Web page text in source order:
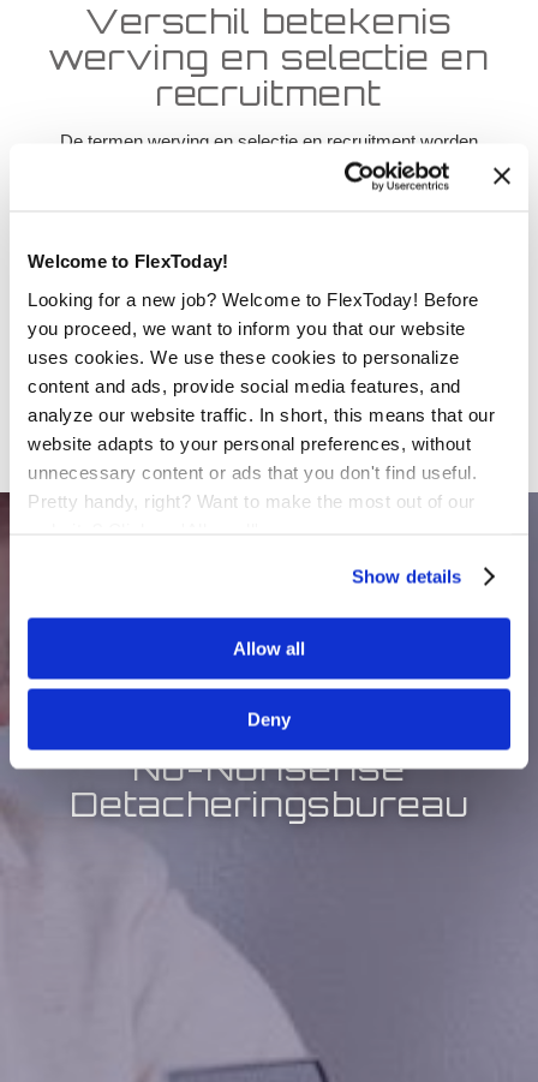
Welcome to FlexToday!
Looking for a new job? Welcome to FlexToday! Before
you proceed, we want to inform you that our website
uses cookies. We use these cookies to personalize
content and ads, provide social media features, and
analyze our website traffic. In short, this means that our
website adapts to your personal preferences, without
unnecessary content or ads that you don't find useful.
Pretty handy, right? Want to make the most out of our
Show details
Allow all
Deny
Verschil betekenis
werving en selectie en
recruitment
De termen werving en selectie en recruitment worden
vaak door elkaar gebruikt. Toch leggen we beide definities
kort uit. Er zit namelijk een verschil tussen:
vinden,selecterenen aanstellen van een geschikte
kandidaat voor een vaste baan;
Definitie recruitment:
het selectieproces rond het
en aanstellen van een geschikte
kandidaat voor een vaste of tijdelijke baan.
No-Nonsense
Detacheringsbureau